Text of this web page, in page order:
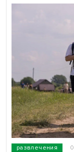
развлечения